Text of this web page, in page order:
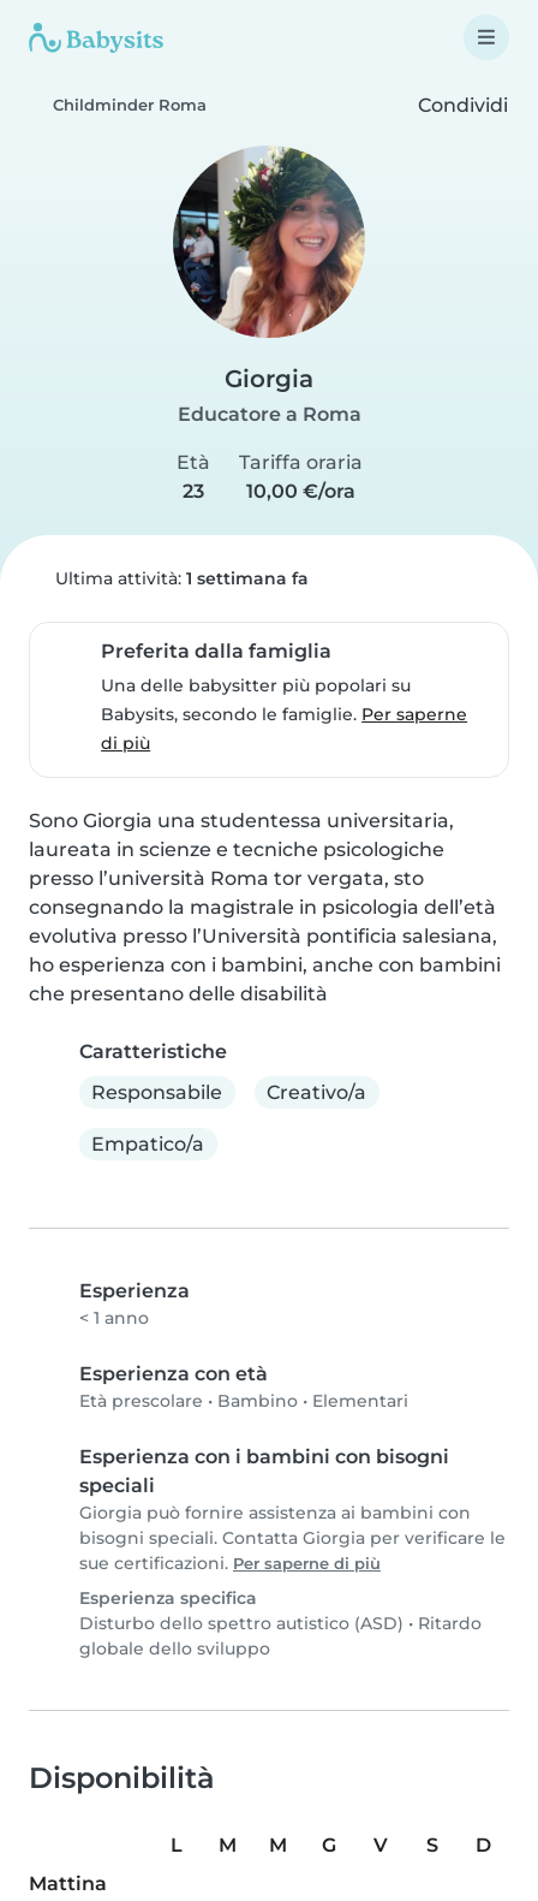
Childminder Roma Condividi
Giorgia
Educatore a Roma
Età
23
Tariffa oraria
10,00 €/ora
Ultima attività: 1 settimana fa
Preferita dalla famiglia
Una delle babysitter più popolari su
Babysits, secondo le famiglie. Per saperne
di più
Sono Giorgia una studentessa universitaria,
laureata in scienze e tecniche psicologiche
presso l’università Roma tor vergata, sto
consegnando la magistrale in psicologia dell’età
evolutiva presso l’Università pontificia salesiana,
ho esperienza con i bambini, anche con bambini
che presentano delle disabilità
Caratteristiche
Responsabile
Creativo/a
Empatico/a
Esperienza
< 1 anno
Esperienza con età
Età prescolare • Bambino • Elementari
Esperienza con i bambini con bisogni
speciali
Giorgia può fornire assistenza ai bambini con
bisogni speciali. Contatta Giorgia per verificare le
sue certificazioni. Per saperne di più
Esperienza specifica
Disturbo dello spettro autistico (ASD) • Ritardo
globale dello sviluppo
Disponibilità
L M M G V S
D
Mattina